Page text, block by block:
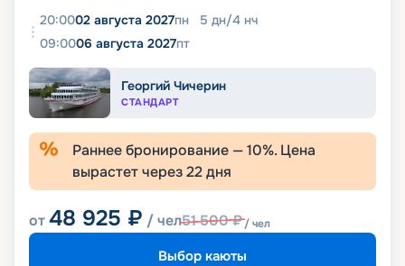
20:0002 августа 2027пн 5 дн/4 нч
09:0006 августа 2027пт
Георгий Чичерин
СТАНДАРТ
Раннее бронирование —10%. Цена
вырастет через22дня
от48 925 ₽ / чел51 500₽/ чел
Выбор каюты